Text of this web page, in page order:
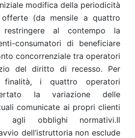
modifica della periodicità
(da mensile a quattro
al contempo la
consumatori di beneficiare
concorrenziale tra operatori
del diritto di recesso. Per
finalità, i quattro operatori
la variazione delle
comunicate ai propri clienti
agli obblighi normativi.Il
dell’istruttoria non esclude